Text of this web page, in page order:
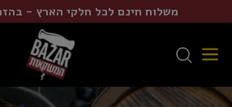
משלוח חינם לכל חלקי הארץ - בהזמנה